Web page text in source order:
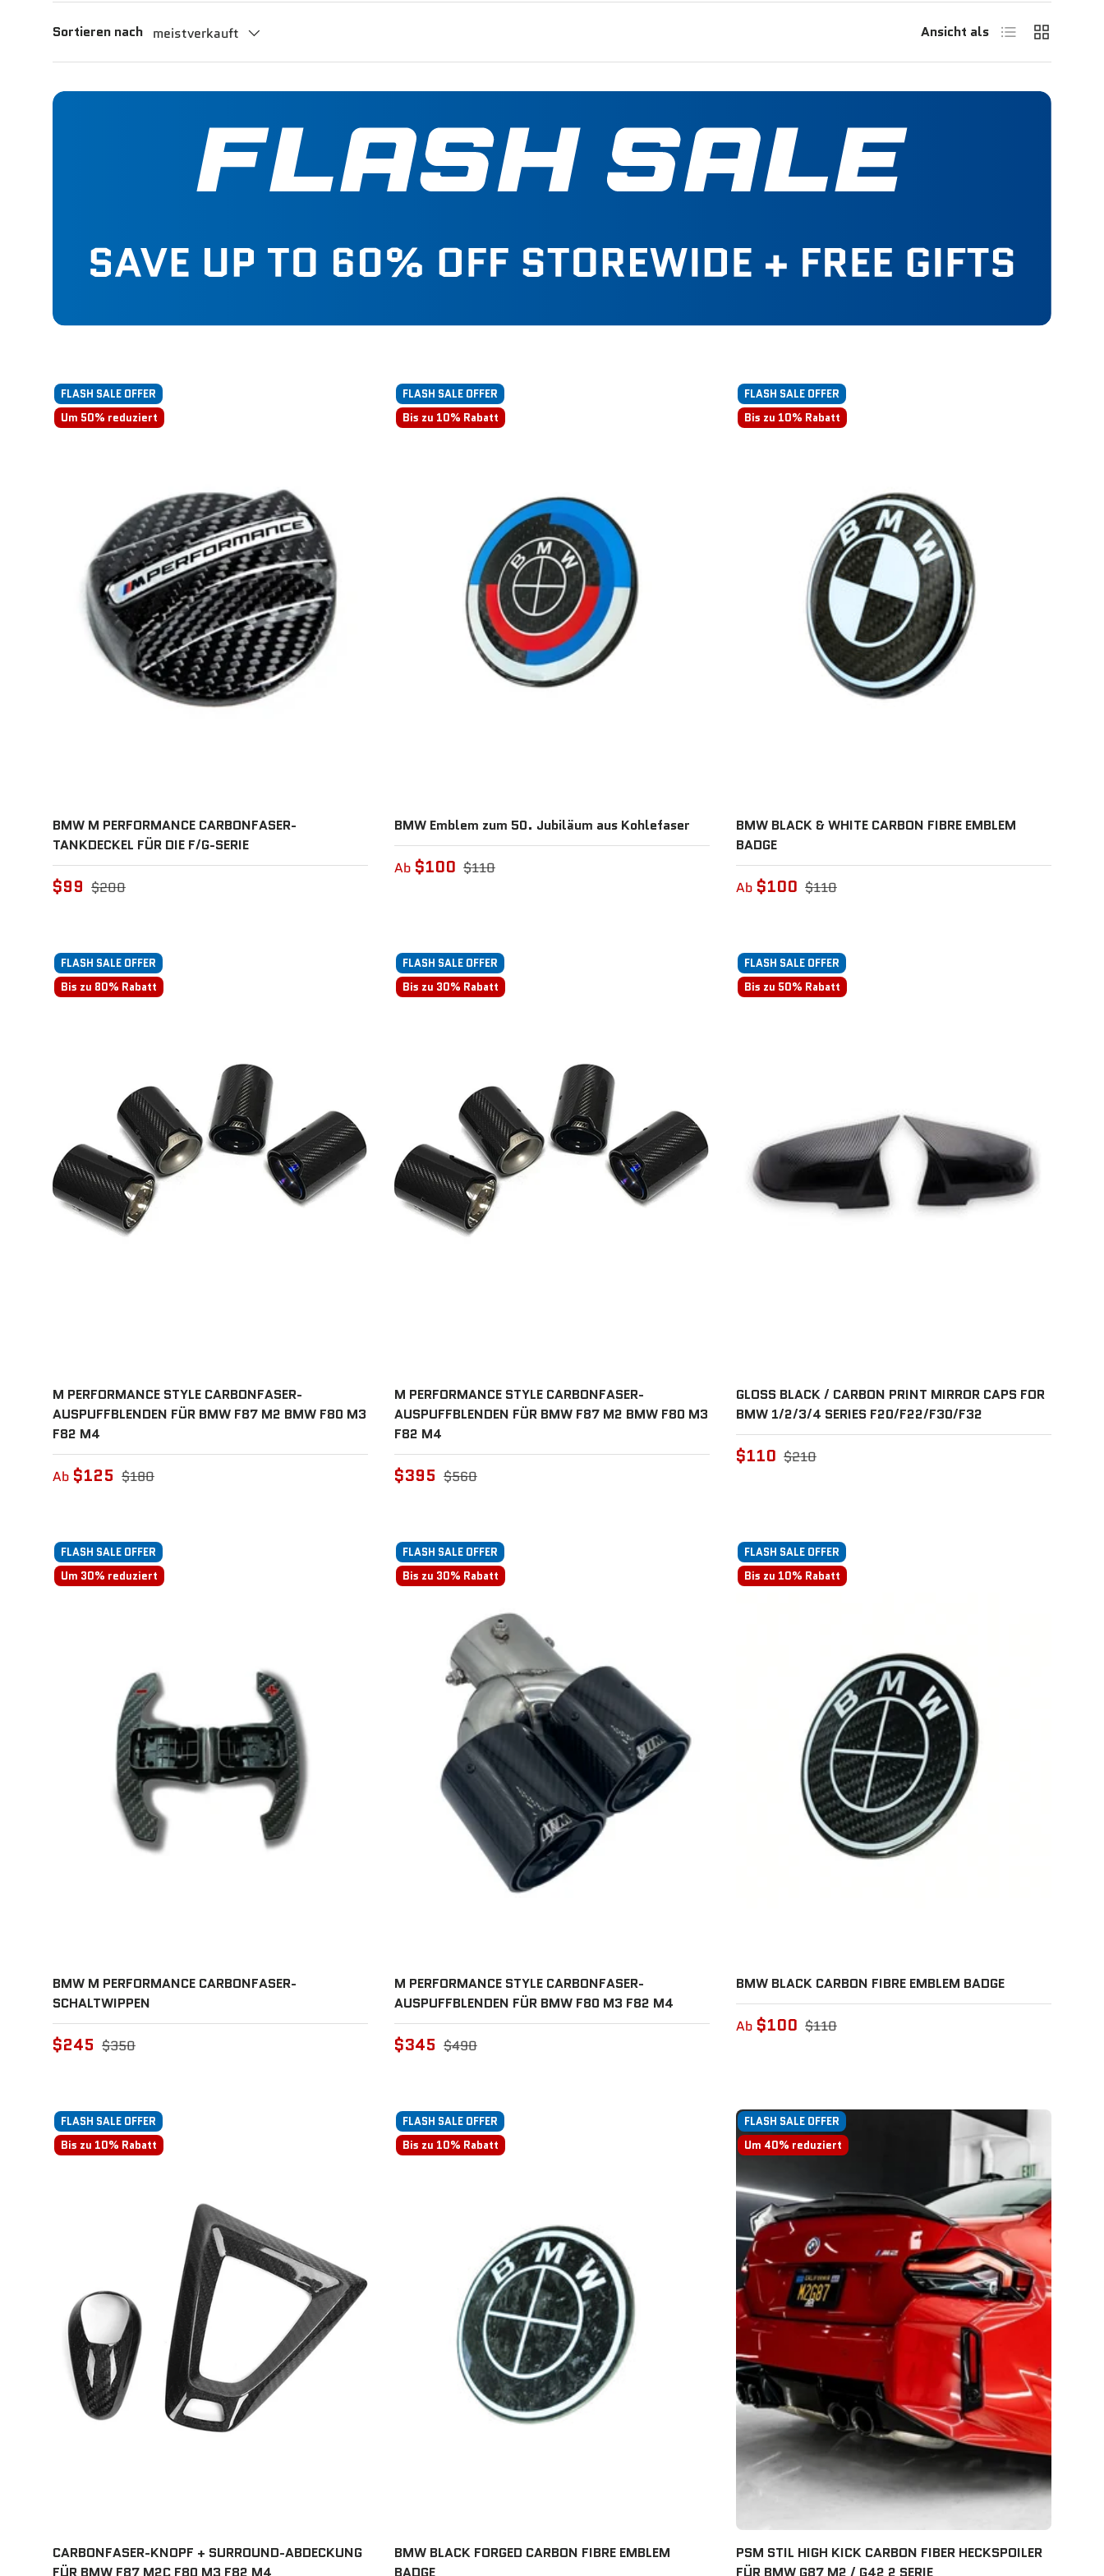
Sortieren nach meistverkauft Ansicht als Produktliste
FLASH SALE OFFER
Um 50% reduziert
BMW M PERFORMANCE CARBONFASER-
TANKDECKEL FÜR DIE F/G-SERIE
$99 $200
FLASH SALE OFFER
Bis zu 10% Rabatt
BMW Emblem zum 50. Jubiläum aus Kohlefaser
Ab $100 $110
FLASH SALE OFFER
Bis zu 10% Rabatt
BMW BLACK & WHITE CARBON FIBRE EMBLEM
BADGE
Ab $100 $110
FLASH SALE OFFER
Bis zu 80% Rabatt
M PERFORMANCE STYLE CARBONFASER-
AUSPUFFBLENDEN FÜR BMW F87 M2 BMW F80 M3
F82 M4
Ab $125 $180
FLASH SALE OFFER
Bis zu 30% Rabatt
M PERFORMANCE STYLE CARBONFASER-
AUSPUFFBLENDEN FÜR BMW F87 M2 BMW F80 M3
F82 M4
$395 $560
FLASH SALE OFFER
Bis zu 50% Rabatt
GLOSS BLACK / CARBON PRINT MIRROR CAPS FOR
BMW 1/2/3/4 SERIES F20/F22/F30/F32
$110 $210
FLASH SALE OFFER
Um 30% reduziert
BMW M PERFORMANCE CARBONFASER-
SCHALTWIPPEN
$245 $350
FLASH SALE OFFER
Bis zu 30% Rabatt
M PERFORMANCE STYLE CARBONFASER-
AUSPUFFBLENDEN FÜR BMW F80 M3 F82 M4
$345 $490
FLASH SALE OFFER
Bis zu 10% Rabatt
BMW BLACK CARBON FIBRE EMBLEM BADGE
Ab $100 $110
FLASH SALE OFFER
Bis zu 10% Rabatt
CARBONFASER-KNOPF + SURROUND-ABDECKUNG
FLASH SALE OFFER
Bis zu 10% Rabatt
BMW BLACK FORGED CARBON FIBRE EMBLEM
FLASH SALE OFFER
Um 40% reduziert
PSM STIL HIGH KICK CARBON FIBER HECKSPOILER